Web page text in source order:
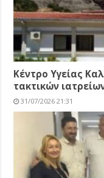
Κέντρο Υγείας
τακτικών
31/07/2026 21:31